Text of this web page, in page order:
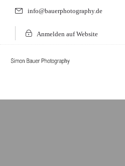
info@bauerphotography.de
Anmelden auf Website